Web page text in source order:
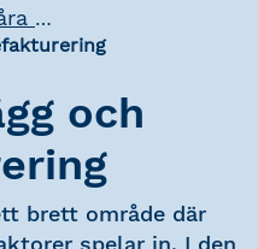
och
brett område där
spelar in. I den